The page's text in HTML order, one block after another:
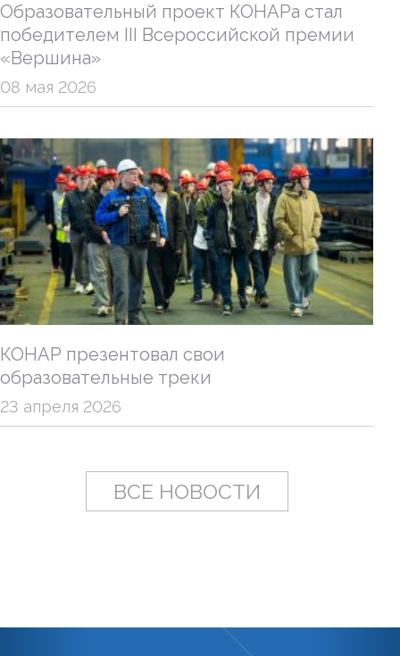
Образовательный проект КОНАРа стал
победителем III Всероссийской премии
«Вершина»
08 мая 2026
КОНАР презентовал свои
образовательные треки
23 апреля 2026
ВСЕ НОВОСТИ